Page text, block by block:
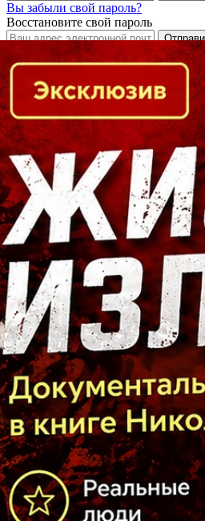
Вы забыли свой пароль?
Восстановите свой пароль
Кто есть кто в Байкальском регионе